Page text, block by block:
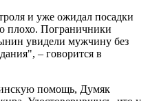
и уже ожидал посадки
плохо. Пограничники
увидели мужчину без
– говорится в
помощь, Думяк